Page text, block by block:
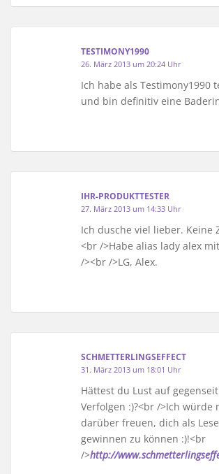
TESTIMONY1990
26. März 2013 um 20:24 Uhr
Ich habe als Testimony1990
und bin definitiv eine
IHR-PRODUKTTESTER
27. März 2013 um 14:33 Uhr
Ich dusche viel lieber. Keine
<br />Habe alias lady alex
/><br />LG, Alex.
SCHMETTERLINGSEFFECT
31. März 2013 um 18:01 Uhr
Hättest du Lust auf
Verfolgen :)?<br />Ich würde
darüber freuen, dich als
gewinnen zu können :)!<br
/>http://